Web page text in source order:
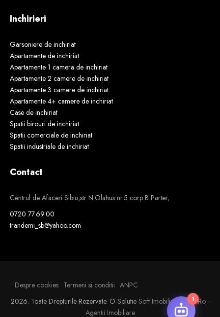
Inchirieri
Garsoniere de inchiriat
Apartamente de inchiriat
Apartamente 1 camera de inchiriat
Apartamente 2 camere de inchiriat
Apartamente 3 camere de inchiriat
Apartamente 4+ camere de inchiriat
Case de inchiriat
Spatii birouri de inchiriat
Spatii comerciale de inchiriat
Spatii industriale de inchiriat
Contact
Centrul de Afaceri Sibiu,str N.Olahus nr.5 corp B Parter,
0720 77.69.00
trandemi_sb@yahoo.com
Despre cookies Termeni si conditii ANPC
2026. Toate Drepturile Rezervate. O Solutie Soft Imobiliar Si VDI.ro -
Agentii Imobiliare
1